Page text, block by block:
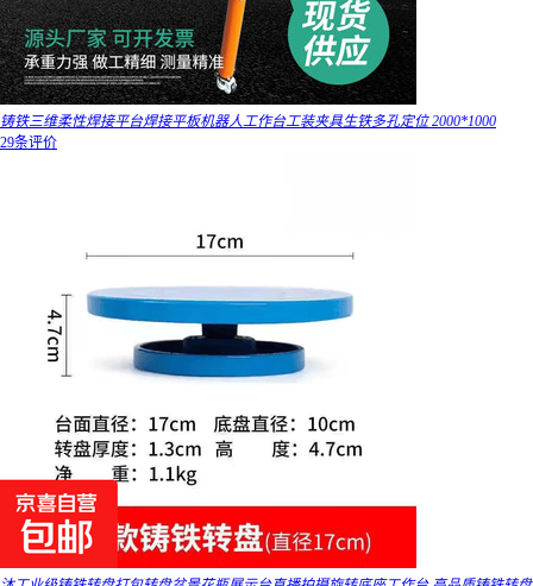
铸铁三维柔性焊接平台焊接平板机器人工作台工装夹具生铁多孔定位 2000*1000
29条评价